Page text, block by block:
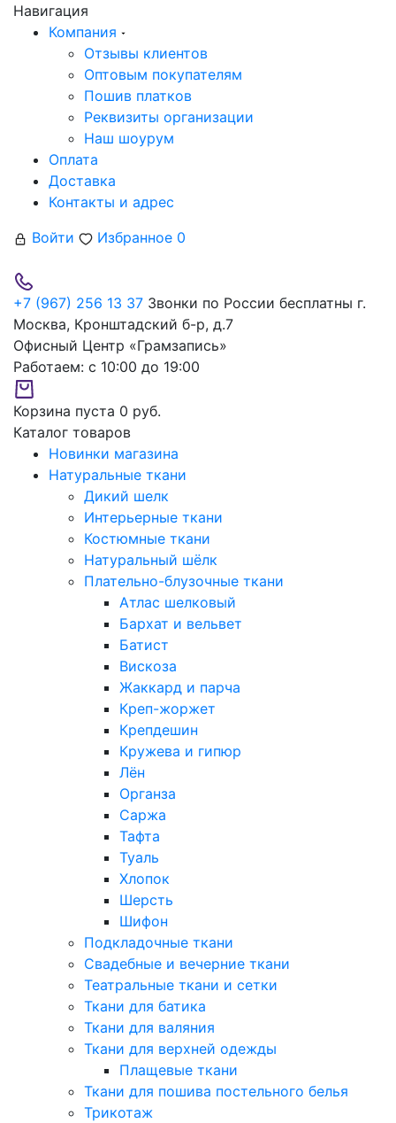
Навигация
Компания
Отзывы клиентов
Оптовым покупателям
Пошив платков
Реквизиты организации
Наш шоурум
Оплата
Доставка
Контакты и адрес
Войти
Избранное 0
+7 (967) 256 13 37 Звонки по России бесплатны г.
Москва, Кронштадский б-р, д.7
Офисный Центр «Грамзапись»
Работаем: с 10:00 до 19:00
Корзина пуста 0 руб.
Каталог товаров
Новинки магазина
Натуральные ткани
Дикий шелк
Интерьерные ткани
Костюмные ткани
Натуральный шёлк
Плательно-блузочные ткани
Атлас шелковый
Бархат и вельвет
Батист
Вискоза
Жаккард и парча
Креп-жоржет
Крепдешин
Кружева и гипюр
Лён
Органза
Саржа
Тафта
Туаль
Хлопок
Шерсть
Шифон
Подкладочные ткани
Свадебные и вечерние ткани
Театральные ткани и сетки
Ткани для батика
Ткани для валяния
Ткани для верхней одежды
Плащевые ткани
Ткани для пошива постельного белья
Трикотаж